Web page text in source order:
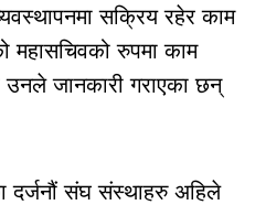
सक्रिय रहेर काम
महासचिवको रुपमा काम
उनले जानकारी गराएका छन्
दर्जनौं संघ संस्थाहरु अहिले